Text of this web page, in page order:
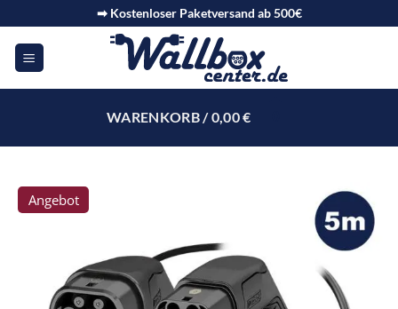
➡ Kostenloser Paketversand ab 500€
WARENKORB /0,00€
Angebot